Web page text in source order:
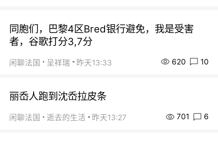
同胞们，巴黎4区Bred银行避免，我是受害
者，谷歌打分3,7分
闲聊法国 呈祥瑞 昨天13:33 620 10
丽岙人跑到沈岙拉皮条
闲聊法国 逝去的生活 昨天13:27 701 6